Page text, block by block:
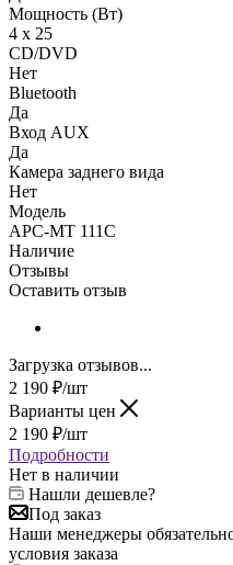
Мощность (Вт)
4 х 25
CD/DVD
Нет
Bluetooth
Да
Вход AUX
Да
Камера заднего вида
Нет
Модель
АРС-МТ 111С
Наличие
Отзывы
Оставить отзыв
Загрузка отзывов...
2 190 ₽/шт
Варианты цен
2 190 ₽/шт
Подробности
Нет в наличии
Нашли дешевле?
Под заказ
Наши менеджеры
условия заказа